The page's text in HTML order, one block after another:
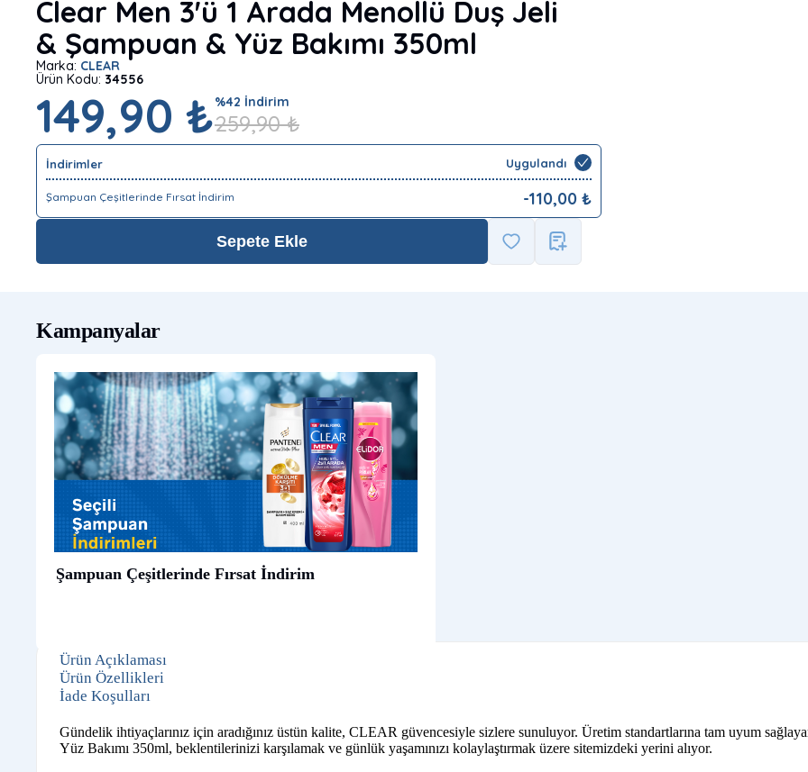
Clear Men 3'ü 1 Arada Menollü Duş Jeli
& Şampuan & Yüz Bakımı 350ml
Marka: CLEAR
Ürün Kodu: 34556
149,90 ₺%42 İndirim
259,90 ₺
İndirimler Uygulandı
Şampuan Çeşitlerinde Fırsat İndirim -110,00 ₺
Sepete Ekle
Kampanyalar
Şampuan Çeşitlerinde Fırsat İndirim
Ürün Açıklaması
Ürün Özellikleri
İade Koşulları
Gündelik ihtiyaçlarınız için aradığınız üstün kalite, CLEAR güvencesiyle sizlere sunuluyor. Üretim standartlarına tam uyum
Yüz Bakımı 350ml, beklentilerinizi karşılamak ve günlük yaşamınızı kolaylaştırmak üzere sitemizdeki yerini alıyor.